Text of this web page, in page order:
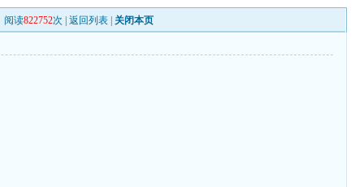
阅读822752次 |返回列表 关闭本页